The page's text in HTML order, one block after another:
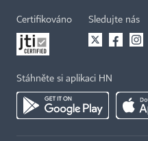
Certifikováno Sledujte nás
Stáhněte si aplikaci HN